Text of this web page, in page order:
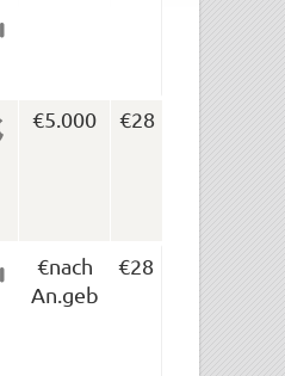
€5.000 €28
€nach
An.geb
€28